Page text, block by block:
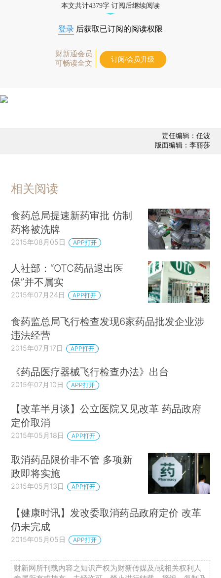
本文共计4379字 订阅后继续阅读
登录 后获取已订阅的阅读权限
财新通会员
可畅读全文
订阅/会员升级
责任编辑：任波
版面编辑：李丽莎
相关阅读
食药总局提速新药审批 仿制
药将被洗牌
2015年08月05日 APP打开
人社部：“OTC药品退出医
保”并不属实
2015年07月24日 APP打开
食药监总局飞行检查发现6家药品批发企业涉
违法经营
2015年07月17日 APP打开
《药品医疗器械飞行检查办法》出台
2015年07月10日 APP打开
【改革半月谈】公立医院又见改革 药品政府
定价取消
2015年05月18日 APP打开
取消药品限价非不管 多项新
政即将实施
2015年05月13日 APP打开
【健康时讯】发改委取消药品政府定价 改革
仍未完成
2015年05月05日 APP打开
财新网所刊载内容之知识产权为财新传媒及/或相关权利人